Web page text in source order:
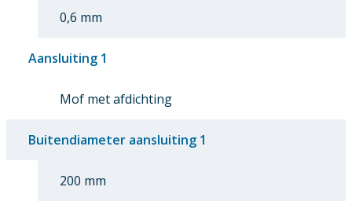
0,6 mm
Aansluiting 1
Mof met afdichting
Buitendiameter aansluiting 1
200 mm